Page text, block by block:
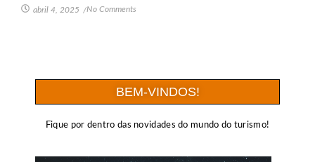
abril 4, 2025 /No Comments
BEM-VINDOS!
Fique por dentro das novidades do mundo do turismo!